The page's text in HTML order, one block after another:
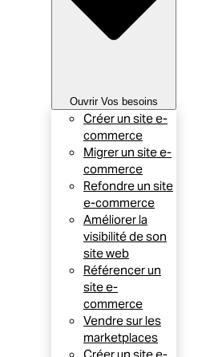
Ouvrir Vos besoins
Créer un site e-
commerce
Migrer un site e-
commerce
Refondre un site
e-commerce
Améliorer la
visibilité de son
site web
Référencer un
site e-
commerce
Vendre sur les
marketplaces